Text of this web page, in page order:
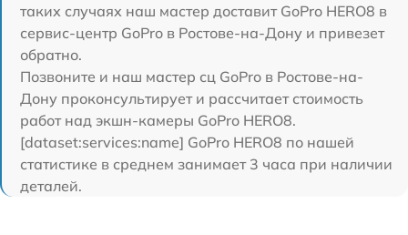
таких случаях наш мастер доставит GoPro HERO8 в
сервис-центр GoPro в Ростове-на-Дону и привезет
обратно.
Позвоните и наш мастер сц GoPro в Ростове-на-
Дону проконсультирует и рассчитает стоимость
работ над экшн-камеры GoPro HERO8.
[dataset:services:name] GoPro HERO8 по нашей
статистике в среднем занимает 3 часа при наличии
деталей.